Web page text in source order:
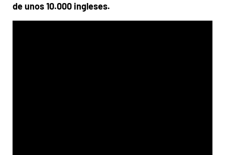
de unos 10.000 ingleses.